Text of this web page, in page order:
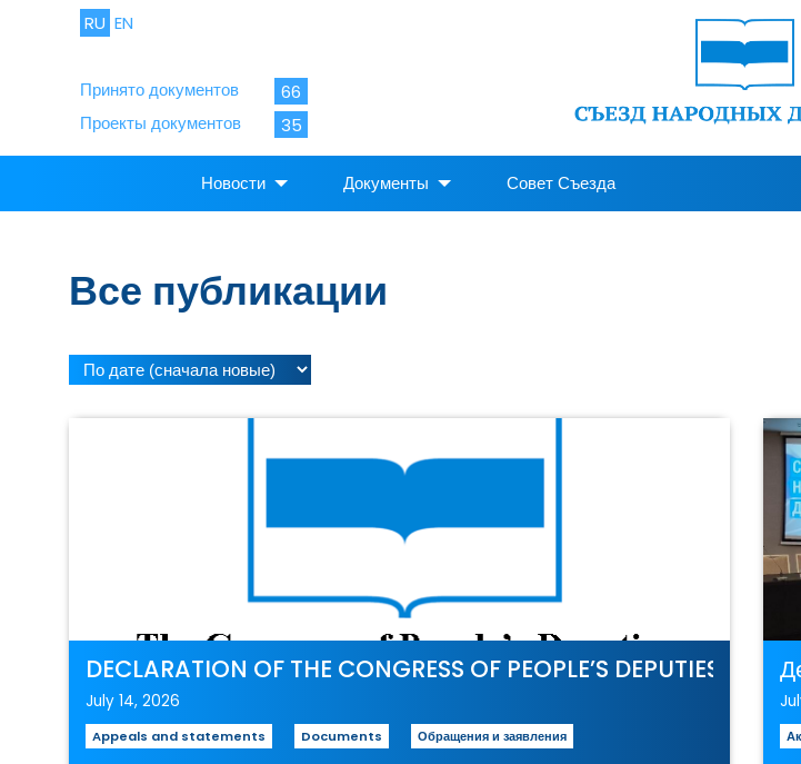
RU EN
Принято документов
66
Проекты документов
35
Новости Документы Совет Съезда
Все публикации
DECLARATION OF THE CONGRESS OF PEOPLE’S DEPUTIES OF
July 14, 2026
Appeals and statements Documents Обращения и заявления